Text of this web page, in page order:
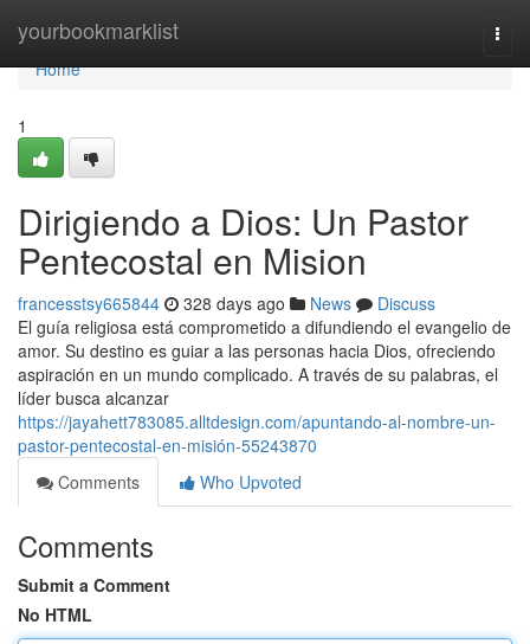
yourbookmarklist
Home
Home
1
Dirigiendo a Dios: Un Pastor
Pentecostal en Mision
francesstsy665844 328 days ago News
Discuss
El guía religiosa está comprometido a difundiendo el evangelio de
amor. Su destino es guiar a las personas hacia Dios, ofreciendo
aspiración en un mundo complicado. A través de su palabras, el
líder busca alcanzar
https://jayahett783085.alltdesign.com/apuntando-al-nombre-un-
pastor-pentecostal-en-misión-55243870
Comments
Who Upvoted
Comments
Submit a Comment
No HTML